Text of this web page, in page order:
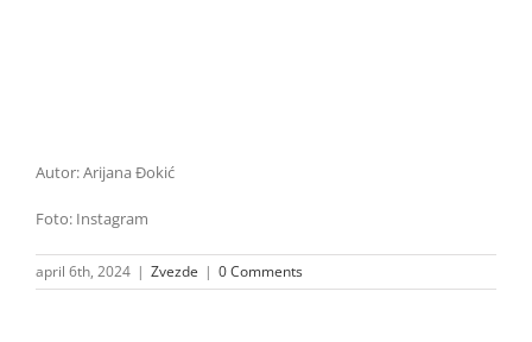
Autor: Arijana Đokić
Foto: Instagram
april 6th, 2024 | Zvezde | 0 Comments